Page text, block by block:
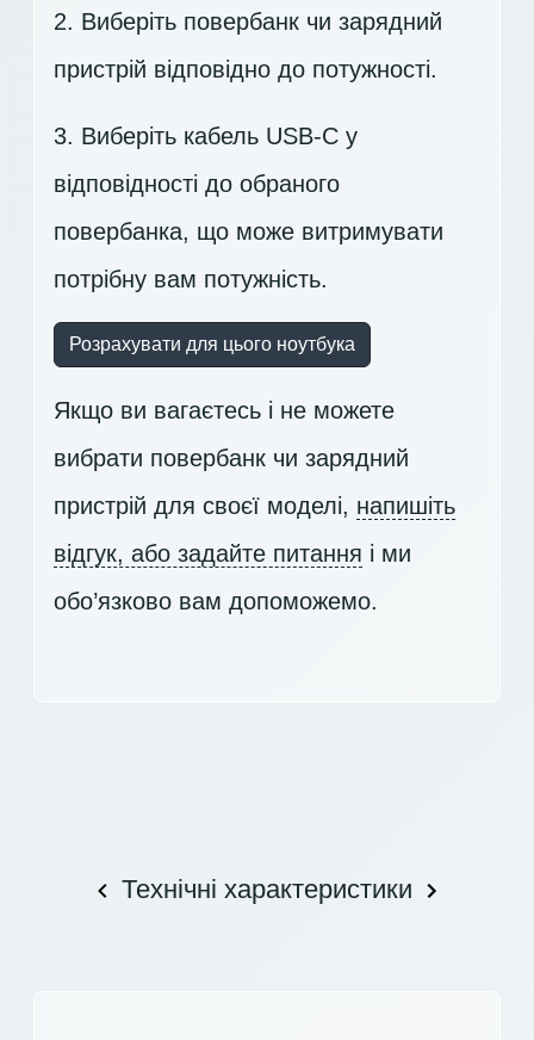
2. Виберіть повербанк чи зарядний
пристрій відповідно до потужності.
3. Виберіть кабель USB-C у
відповідності до обраного
повербанка, що може витримувати
потрібну вам потужність.
Розрахувати для цього ноутбука
Якщо ви вагаєтесь і не можете
вибрати повербанк чи зарядний
пристрій для своєї моделі, напишіть
відгук, або задайте питання і ми
обо’язково вам допоможемо.
Технічні характеристики